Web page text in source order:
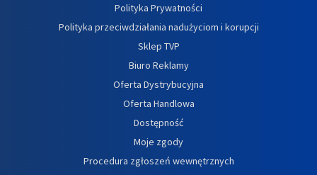
Polityka Prywatności
Polityka przeciwdziałania nadużyciom i korupcji
Sklep TVP
Biuro Reklamy
Oferta Dystrybucyjna
Oferta Handlowa
Dostępność
Moje zgody
Procedura zgłoszeń wewnętrznych